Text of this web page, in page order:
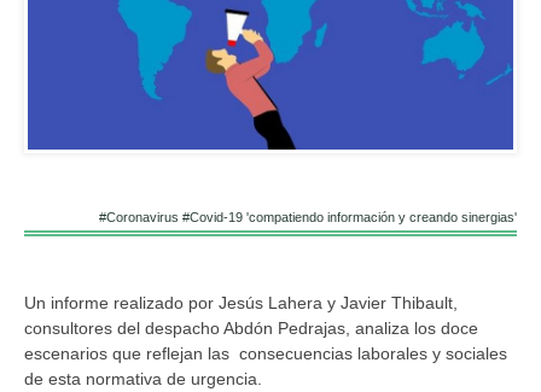
#Coronavirus #Covid-19 'compatiendo información y creando sinergias'
Un informe realizado por Jesús Lahera y Javier Thibault,
consultores del despacho Abdón Pedrajas, analiza los doce
escenarios que reflejan las consecuencias laborales y sociales
de esta normativa de urgencia.